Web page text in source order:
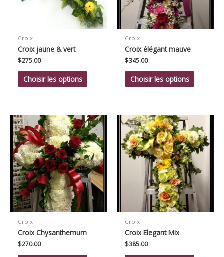
Croix
Croix jaune & vert
$275.00
Choisir les options
Croix
Croix élégant mauve
$345.00
Choisir les options
Croix
Croix Chysanthemum
$270.00
Croix
Croix Elegant Mix
$385.00